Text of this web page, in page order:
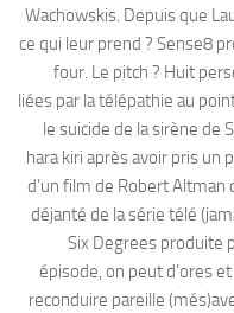
Wachowskis. Depuis que
ce qui leur prend ? Sense8
four. Le pitch ? Huit
liées par la télépathie au
le suicide de la sirène de
hara kiri après avoir pris un
d’un film de Robert Altman
déjanté de la série télé
Six Degrees produite
épisode, on peut d’ores
reconduire pareille